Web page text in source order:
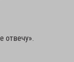
отвечу».